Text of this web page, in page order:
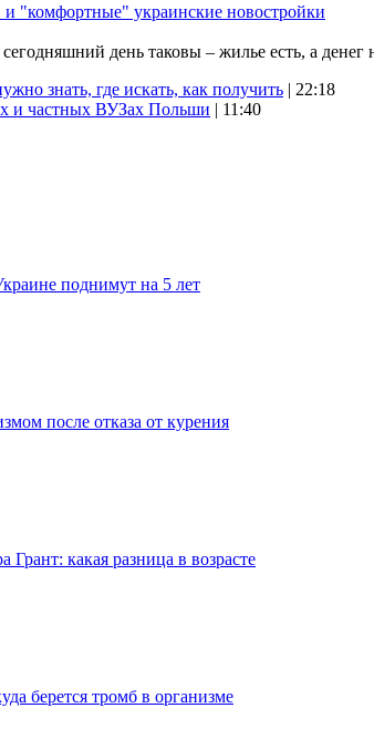
"комфортные" украинские новостройки
день таковы – жилье есть, а денег
знать, где искать, как получить | 22:18
и частных ВУЗах Польши | 11:40
поднимут на 5 лет
после отказа от курения
какая разница в возрасте
берется тромб в организме